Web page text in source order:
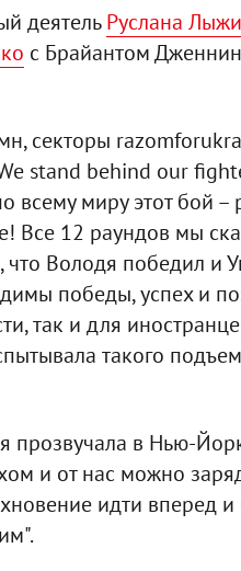
деятельРуслана
с Брайантом
секторы
stand behind our
всему миру этот бой
Все 12 раундов мы
что Володя победил
победы, успех и
так и для
такого
прозвучала в Нью-
и от нас можно
идти вперед